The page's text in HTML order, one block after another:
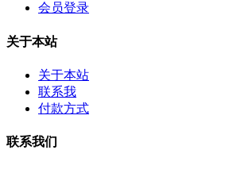
会员登录
关于本站
关于本站
联系我
付款方式
联系我们